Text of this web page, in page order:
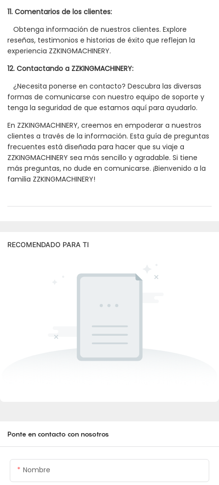
11. Comentarios de los clientes:
Obtenga información de nuestros clientes. Explore
reseñas, testimonios e historias de éxito que reflejan la
experiencia ZZKINGMACHINERY.
12. Contactando a ZZKINGMACHINERY:
¿Necesita ponerse en contacto? Descubra las diversas
formas de comunicarse con nuestro equipo de soporte y
tenga la seguridad de que estamos aquí para ayudarlo.
En ZZKINGMACHINERY, creemos en empoderar a nuestros
clientes a través de la información. Esta guía de preguntas
frecuentes está diseñada para hacer que su viaje a
ZZKINGMACHINERY sea más sencillo y agradable. Si tiene
más preguntas, no dude en comunicarse. ¡Bienvenido a la
familia ZZKINGMACHINERY!
RECOMENDADO PARA TI
Ponte en contacto con nosotros
Nombre